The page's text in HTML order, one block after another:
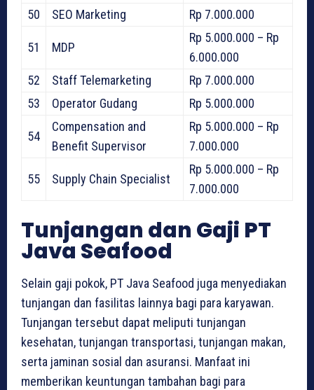
50
SEO Marketing Rp 7.000.000
51 MDP
Rp 5.000.000 – Rp
6.000.000
52
Staff Telemarketing
Rp 7.000.000
53
Operator Gudang Rp 5.000.000
54
Compensation and
Benefit Supervisor
Rp 5.000.000 – Rp
7.000.000
55 Supply Chain Specialist
Rp 5.000.000 – Rp
7.000.000
Tunjangan dan Gaji PT
Java Seafood
Selain gaji pokok, PT Java Seafood juga menyediakan
tunjangan dan fasilitas lainnya bagi para karyawan.
Tunjangan tersebut dapat meliputi tunjangan
kesehatan, tunjangan transportasi, tunjangan makan,
serta jaminan sosial dan asuransi. Manfaat ini
memberikan keuntungan tambahan bagi para